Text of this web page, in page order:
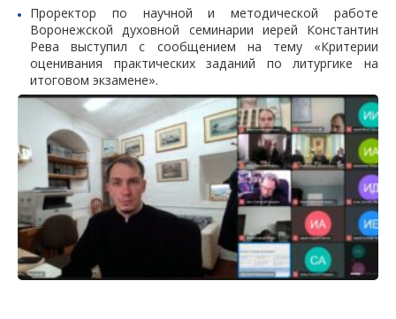
Проректор по научной и методической работе
Воронежской духовной семинарии иерей Константин
Рева выступил с сообщением на тему «Критерии
оценивания практических заданий по литургике на
итоговом экзамене».